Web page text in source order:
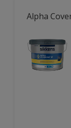
Alpha